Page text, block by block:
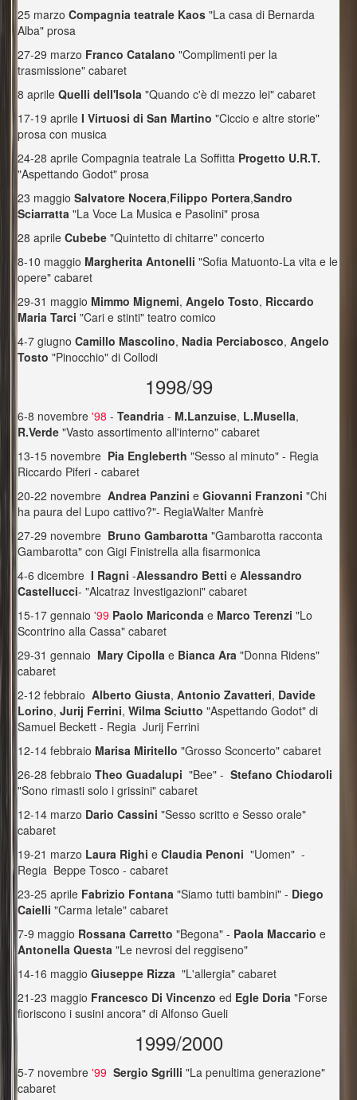
25 marzoCompagnia teatrale Kaos"La casa di Bernarda
Alba" prosa
27-29 marzo Franco Catalano"Complimenti per la
trasmissione" cabaret
8 aprileQuelli dell'Isola"Quando c'è di mezzo lei" cabaret
17-19 aprileI Virtuosi di San Martino"Ciccio e altre storie"
prosa con musica
24-28 aprile Compagnia teatrale La Soffitta Progetto U.R.T.
"Aspettando Godot" prosa
23 maggioSalvatore Nocera,Filippo Portera,Sandro
Sciarratta"La Voce La Musica e Pasolini" prosa
28 aprileCubebe"Quintetto di chitarre" concerto
8-10 maggio Margherita Antonelli"Sofia Matuonto-La vita e le
opere" cabaret
29-31 maggio Mimmo Mignemi,Angelo Tosto, Riccardo
Maria Tarci"Cari e stinti" teatro comico
4-7 giugnoCamillo Mascolino, Nadia Perciabosco,Angelo
Tosto"Pinocchio" di Collodi
1998/99
6-8 novembre'98 -Teandria- M.Lanzuise, L.Musella,
R.Verde"Vasto assortimento all'interno" cabaret
13-15 novembre Pia Engleberth"Sesso al minuto" - Regia
Riccardo Piferi - cabaret
20-22 novembreAndrea PanzinieGiovanni Franzoni"Chi
ha paura del Lupo cattivo?"- RegiaWalter Manfrè
27-29 novembre Bruno Gambarotta"Gambarotta racconta
Gambarotta" con Gigi Finistrella alla fisarmonica
4-6 dicembreI Ragni-Alessandro BettieAlessandro
Castellucci- "Alcatraz Investigazioni" cabaret
15-17 gennaio'99 Paolo Maricondae Marco Terenzi"Lo
Scontrino alla Cassa" cabaret
29-31 gennaio Mary Cipollae Bianca Ara"Donna Ridens"
cabaret
2-12 febbraioAlberto Giusta,Antonio Zavatteri, Davide
Lorino,Jurij Ferrini,Wilma Sciutto"Aspettando Godot" di
Samuel Beckett - Regia Jurij Ferrini
12-14 febbraio Marisa Miritello"Grosso Sconcerto" cabaret
26-28 febbraioTheo Guadalupi"Bee" -Stefano Chiodaroli
"Sono rimasti solo i grissini" cabaret
12-14 marzo Dario Cassini"Sesso scritto e Sesso orale"
cabaret
19-21 marzo Laura RighieClaudia Penoni"Uomen" -
Regia Beppe Tosco - cabaret
23-25 aprile Fabrizio Fontana"Siamo tutti bambini" - Diego
Caielli"Carma letale" cabaret
7-9 maggio Rossana Carretto"Begona" - Paola Maccarioe
Antonella Questa"Le nevrosi del reggiseno"
14-16 maggioGiuseppe Rizza"L'allergia" cabaret
21-23 maggio Francesco Di Vincenzoed Egle Doria"Forse
fioriscono i susini ancora" di Alfonso Gueli
1999/2000
5-7 novembre'99 Sergio Sgrilli"La penultima generazione"
cabaret